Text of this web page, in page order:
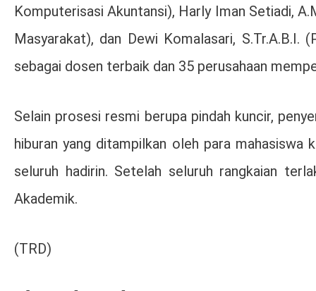
Komputerisasi Akuntansi), Harly Iman Setiadi,
Masyarakat), dan Dewi Komalasari,
sebagai dosen terbaik dan 35 perusahaan
Selain prosesi resmi berupa pindah kuncir,
hiburan yang ditampilkan oleh para
seluruh hadirin. Setelah seluruh rangkaian
Akademik.
(TRD)